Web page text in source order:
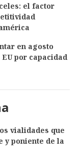
el factor
en agosto
por capacidad
vialidades que
y poniente de la